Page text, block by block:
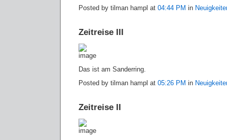
Posted by tilman hampl at 04:44 PM in
Zeitreise III
Das ist am Sanderring.
Posted by tilman hampl at 05:26 PM in
Zeitreise II